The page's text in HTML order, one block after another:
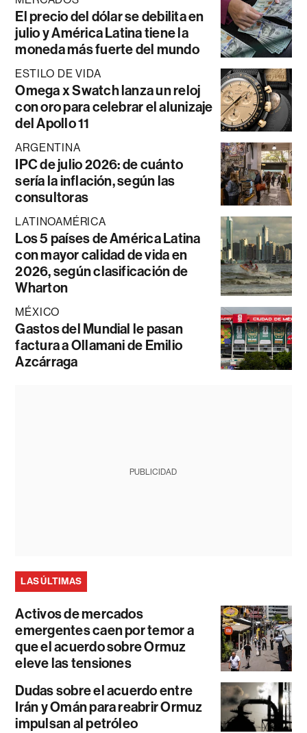
El precio del dólar se debilita en
julio y América Latina tiene la
moneda más fuerte del mundo
ESTILO DE VIDA
Omega x Swatch lanza un reloj
con oro para celebrar el alunizaje
del Apollo 11
ARGENTINA
IPC de julio 2026: de cuánto
sería la inflación, según las
consultoras
LATINOAMÉRICA
Los 5 países de América Latina
con mayor calidad de vida en
2026, según clasificación de
Wharton
MÉXICO
Gastos del Mundial le pasan
factura a Ollamani de Emilio
Azcárraga
PUBLICIDAD
LAS ÚLTIMAS
Activos de mercados
emergentes caen por temor a
que el acuerdo sobre Ormuz
eleve las tensiones
Dudas sobre el acuerdo entre
Irán y Omán para reabrir Ormuz
impulsan al petróleo